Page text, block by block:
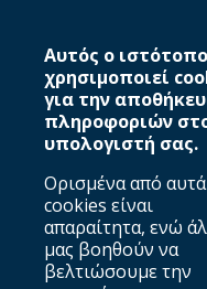
main
content
Ευρετήριο
Αυτός ο
χρησιμοποιεί
για την
πληροφοριών
υπολογιστή σας.
Ορισμένα από
cookies είναι
απαραίτητα, ενώ
μας βοηθούν να
βελτιώσουμε την